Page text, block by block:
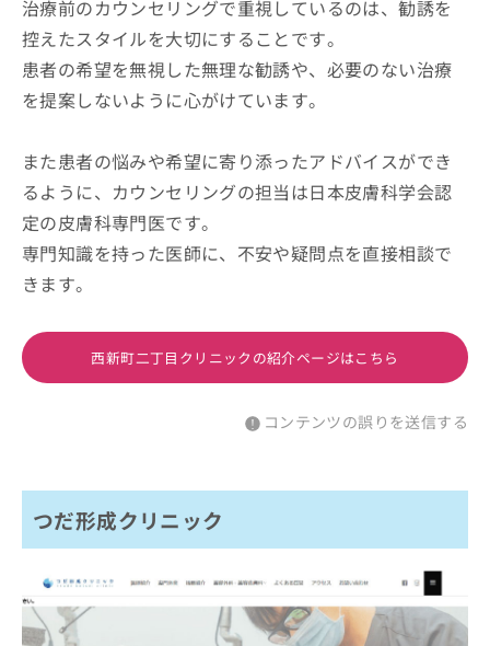
治療前のカウンセリングで重視しているのは、勧誘を
控えたスタイルを大切にすることです。
患者の希望を無視した無理な勧誘や、必要のない治療
を提案しないように心がけています。
また患者の悩みや希望に寄り添ったアドバイスができ
るように、カウンセリングの担当は日本皮膚科学会認
定の皮膚科専門医です。
専門知識を持った医師に、不安や疑問点を直接相談で
きます。
西新町二丁目クリニックの紹介ページはこちら
コンテンツの誤りを送信する
つだ形成クリニック